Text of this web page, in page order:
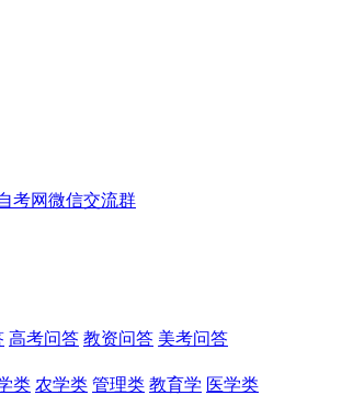
考网微信交流群
高考问答 教资问答 美考问答
类 农学类 管理类 教育学 医学类